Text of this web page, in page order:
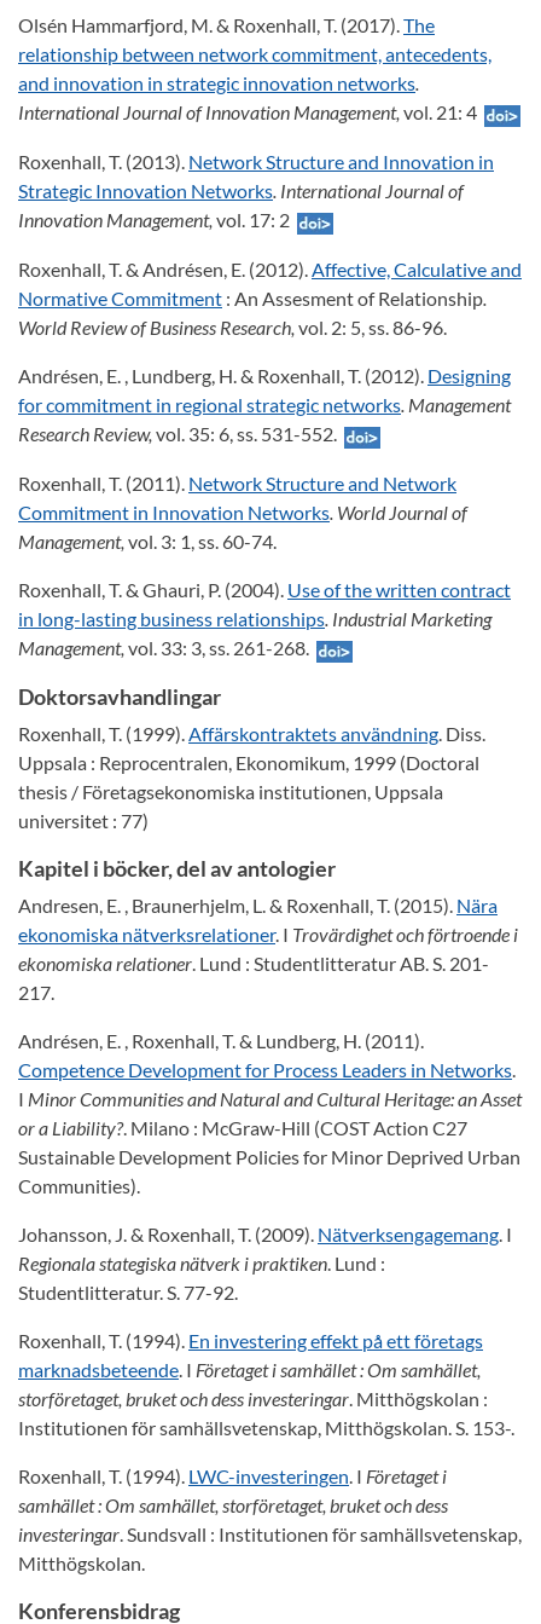
Olsén Hammarfjord, M. & Roxenhall, T. (2017).The
relationship between network commitment, antecedents,
and innovation in strategic innovation networks.
International Journal of Innovation Management, vol. 21: 4
Roxenhall, T. (2013). Network Structure and Innovation in
Strategic Innovation Networks. International Journal of
Innovation Management, vol. 17: 2
Roxenhall, T. & Andrésen, E. (2012).Affective, Calculative and
Normative Commitment : An Assesment of Relationship.
World Review of Business Research, vol. 2: 5, ss. 86-96.
Andrésen, E. , Lundberg, H. & Roxenhall, T. (2012). Designing
for commitment in regional strategic networks. Management
Research Review, vol. 35: 6, ss. 531-552.
Roxenhall, T. (2011). Network Structure and Network
Commitment in Innovation Networks. World Journal of
Management, vol. 3: 1, ss. 60-74.
Roxenhall, T. & Ghauri, P. (2004). Use of the written contract
in long-lasting business relationships. Industrial Marketing
Management, vol. 33: 3, ss. 261-268.
Doktorsavhandlingar
Roxenhall, T. (1999).Affärskontraktets användning. Diss.
Uppsala : Reprocentralen, Ekonomikum, 1999 (Doctoral
thesis / Företagsekonomiska institutionen, Uppsala
universitet : 77)
Kapitel i böcker, del av antologier
Andresen, E. , Braunerhjelm, L. & Roxenhall, T. (2015). Nära
ekonomiska nätverksrelationer. I Trovärdighet och förtroende i
ekonomiska relationer. Lund : Studentlitteratur AB. S. 201-
217.
Andrésen, E. , Roxenhall, T. & Lundberg, H. (2011).
Competence Development for Process Leaders in Networks.
I Minor Communities and Natural and Cultural Heritage: an Asset
or a Liability?. Milano : McGraw-Hill (COST Action C27
Sustainable Development Policies for Minor Deprived Urban
Communities).
Johansson, J. & Roxenhall, T. (2009). Nätverksengagemang. I
Regionala stategiska nätverk i praktiken. Lund :
Studentlitteratur. S. 77-92.
Roxenhall, T. (1994). En investering effekt på ett företags
marknadsbeteende. I Företaget i samhället : Om samhället,
storföretaget, bruket och dess investeringar. Mitthögskolan :
Institutionen för samhällsvetenskap, Mitthögskolan. S. 153-.
Roxenhall, T. (1994). LWC-investeringen. I Företaget i
samhället : Om samhället, storföretaget, bruket och dess
investeringar. Sundsvall : Institutionen för samhällsvetenskap,
Mitthögskolan.
Konferensbidrag